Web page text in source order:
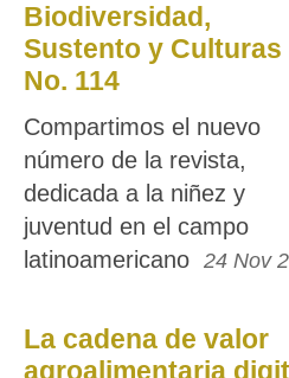
Biodiversidad,
Sustento y Culturas
No. 114
Compartimos el nuevo
número de la revista,
dedicada a la niñez y
juventud en el campo
latinoamericano 24 Nov
La cadena de valor
agroalimentaria